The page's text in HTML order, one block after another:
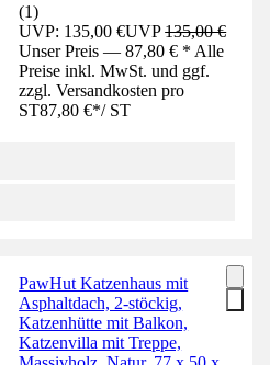
(1)
UVP: 135,00 €UVP135,00 €
Unser Preis — 87,80 € * Alle
Preise inkl. MwSt. und ggf.
zzgl. Versandkosten pro
ST87,80 €*/ ST
PawHut Katzenhaus mit
Asphaltdach, 2-stöckig,
Katzenhütte mit Balkon,
Katzenvilla mit Treppe,